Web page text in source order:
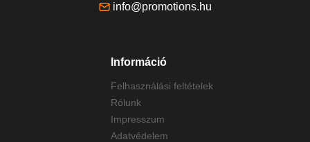
info@promotions.hu
Információ
Felhasználási feltételek
Rólunk
Impresszum
Adatvédelem